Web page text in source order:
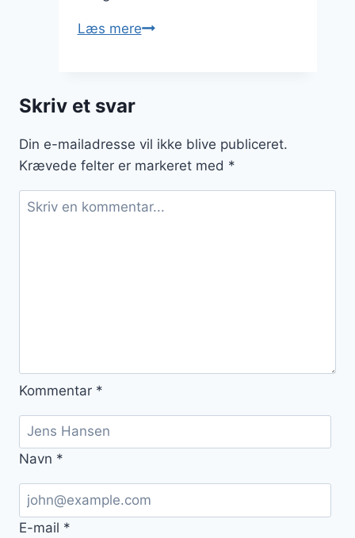
Læs mereBlomkålsris
Skriv et svar
Din e-mailadresse vil ikke blive publiceret.
Krævede felter er markeret med *
Kommentar *
Navn *
E-mail *